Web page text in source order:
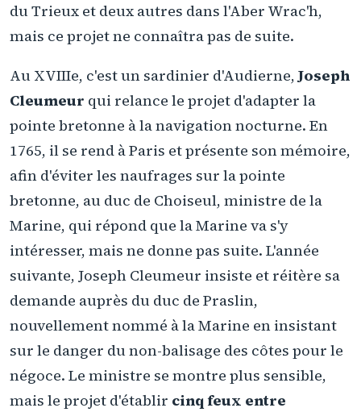
du Trieux et deux autres dans l'Aber Wrac'h,
mais ce projet ne connaîtra pas de suite.
Au XVIIIe, c'est un sardinier d'Audierne, Joseph
Cleumeur qui relance le projet d'adapter la
pointe bretonne à la navigation nocturne. En
1765, il se rend à Paris et présente son mémoire,
afin d'éviter les naufrages sur la pointe
bretonne, au duc de Choiseul, ministre de la
Marine, qui répond que la Marine va s'y
intéresser, mais ne donne pas suite. L'année
suivante, Joseph Cleumeur insiste et réitère sa
demande auprès du duc de Praslin,
nouvellement nommé à la Marine en insistant
sur le danger du non-balisage des côtes pour le
négoce. Le ministre se montre plus sensible,
mais le projet d'établir cinq feux entre